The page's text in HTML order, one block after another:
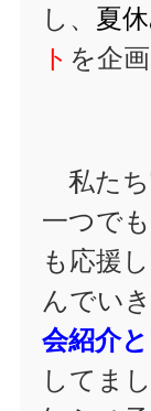
し、 夏
ト を企
私たち
一つで
も応援
んでい
会紹介
してま